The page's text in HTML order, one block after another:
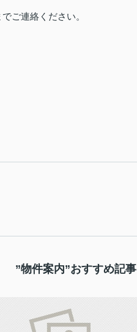
ご連絡ください。
”物件案内”おすすめ記事